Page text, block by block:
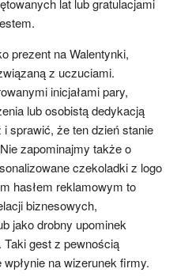
lat lub gratulacjami
prezent na Walentynki,
z uczuciami.
inicjałami pary,
lub osobistą dedykacją
sprawić, że ten dzień stanie
zapominajmy także o
czekoladki z logo
hasłem reklamowym to
biznesowych,
jako drobny upominek
gest z pewnością
na wizerunek firmy.